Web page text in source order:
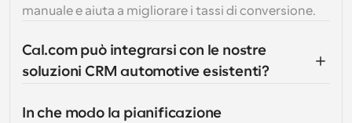
manuale e aiuta a migliorare i tassi di conversione.
Cal.com può integrarsi con le nostre
soluzioni CRM automotive esistenti?
In che modo la pianificazione